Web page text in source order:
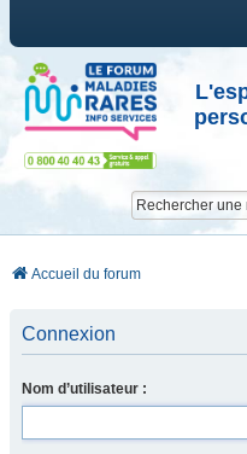
Accueil du forum
Connexion
Nom d’utilisateur :